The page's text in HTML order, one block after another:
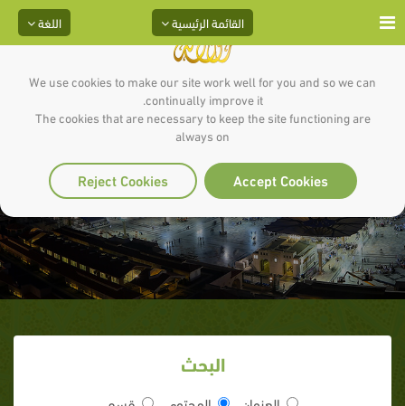
We use cookies to make our site work well for you and so we can
continually improve it.
The cookies that are necessary to keep the site functioning are
always on
Accept Cookies
Reject Cookies
اللغة القائمة الرئيسية
الرحمة بالمشركين
البحث